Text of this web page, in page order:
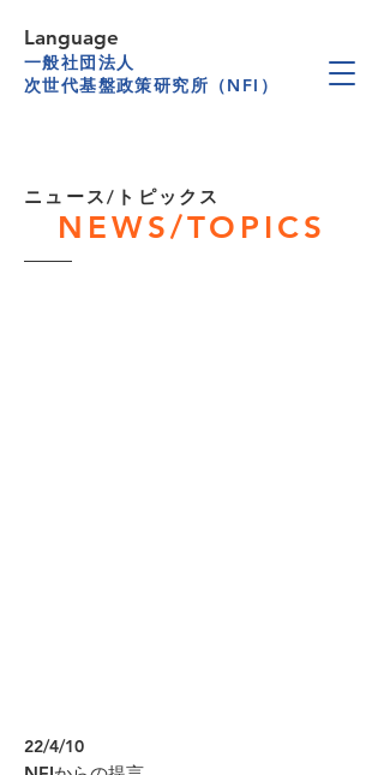
一般社団法人
次世代基盤政策研究所（NFI）
Language
​ニュース/トピックス
NEWS/TOPICS
22/4/10